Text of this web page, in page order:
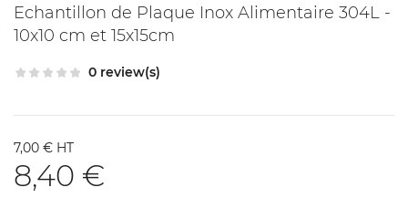
Echantillon de Plaque Inox Alimentaire 304L -
10x10 cm et 15x15cm
0 review(s)
7,00 € HT
8,40 €